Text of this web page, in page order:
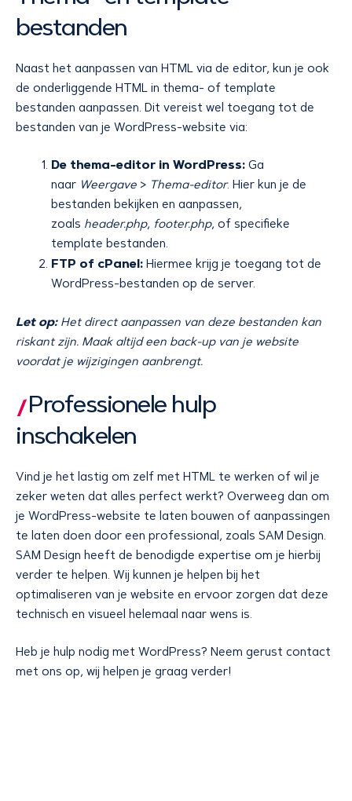
bestanden
Naast het aanpassen van HTML via de editor, kun je ook
de onderliggende HTML in thema- of template
bestanden aanpassen. Dit vereist wel toegang tot de
bestanden van je WordPress-website via:
De thema-editor in WordPress: Ga
naar Weergave > Thema-editor. Hier kun je de
bestanden bekijken en aanpassen,
zoals header.php, footer.php, of specifieke
template bestanden.
FTP of cPanel: Hiermee krijg je toegang tot de
WordPress-bestanden op de server.
Let op: Het direct aanpassen van deze bestanden kan
riskant zijn. Maak altijd een back-up van je website
voordat je wijzigingen aanbrengt.
Professionele hulp
inschakelen
Vind je het lastig om zelf met HTML te werken of wil je
zeker weten dat alles perfect werkt? Overweeg dan om
je WordPress-website te laten bouwen of aanpassingen
te laten doen door een professional, zoals SAM Design.
SAM Design heeft de benodigde expertise om je hierbij
verder te helpen. Wij kunnen je helpen bij het
optimaliseren van je website en ervoor zorgen dat deze
technisch en visueel helemaal naar wens is.
Heb je hulp nodig met WordPress? Neem gerust contact
met ons op, wij helpen je graag verder!